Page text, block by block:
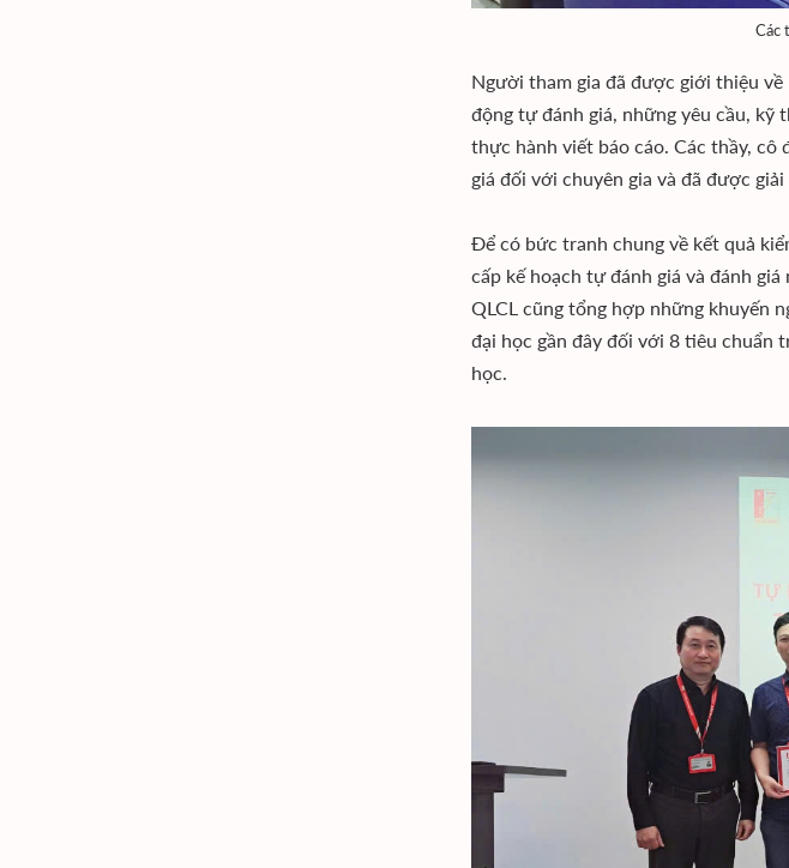
Các
Người tham gia đã được giới thiệu
động tự đánh giá, những yêu cầu, kỹ
thực hành viết báo cáo. Các thầy, cô
giá đối với chuyên gia và đã được giải
Để có bức tranh chung về kết quả
cấp kế hoạch tự đánh giá và đánh
QLCL cũng tổng hợp những khuyến
đại học gần đây đối với 8 tiêu chuẩn
học.